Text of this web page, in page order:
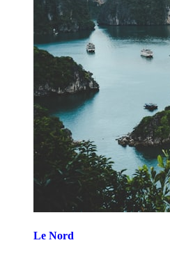
Le Nord